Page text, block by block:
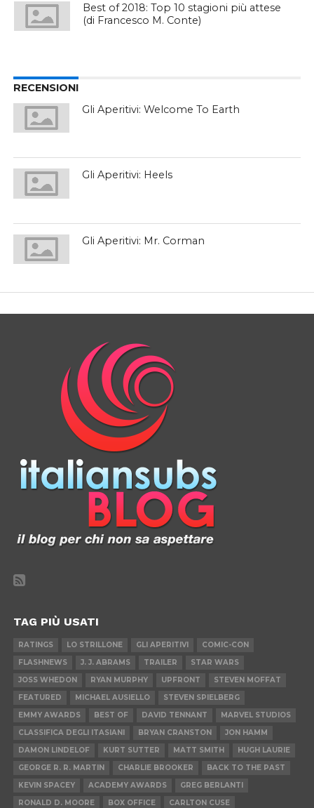
Best of 2018: Top 10 stagioni più attese
(di Francesco M. Conte)
RECENSIONI
Gli Aperitivi: Welcome To Earth
Gli Aperitivi: Heels
Gli Aperitivi: Mr. Corman
TAG PIÙ USATI
RATINGS LO STRILLONE GLI APERITIVI
COMIC-CON
FLASHNEWS
J. J. ABRAMS TRAILER
STAR WARS
JOSS WHEDON
RYAN MURPHY UPFRONT
STEVEN MOFFAT
FEATURED
MICHAEL AUSIELLO
STEVEN SPIELBERG
EMMY AWARDS
BEST OF DAVID TENNANT
MARVEL STUDIOS
CLASSIFICA DEGLI ITASIANI
BRYAN CRANSTON
JON HAMM
DAMON LINDELOF
KURT SUTTER MATT SMITH
HUGH LAURIE
GEORGE R. R. MARTIN
CHARLIE BROOKER
BACK TO THE PAST
KEVIN SPACEY
ACADEMY AWARDS
GREG BERLANTI
RONALD D. MOORE
BOX OFFICE CARLTON CUSE